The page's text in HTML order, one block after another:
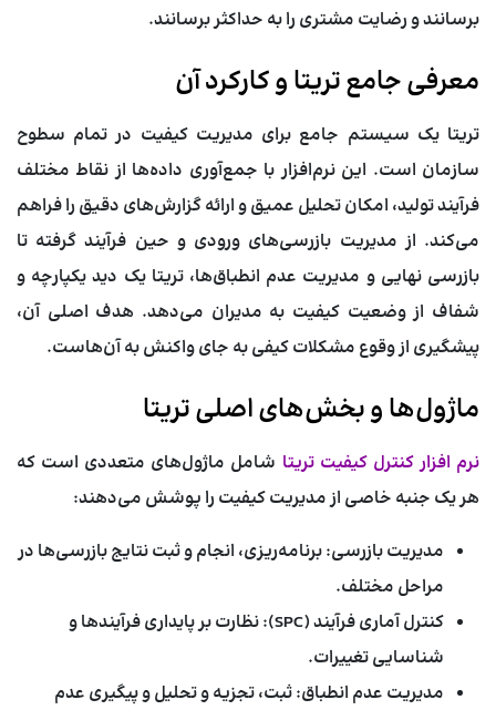
برسانند و رضایت مشتری را به حداکثر برسانند.
معرفی جامع تریتا و کارکرد آن
تریتا یک سیستم جامع برای مدیریت کیفیت در تمام سطوح
سازمان است. این نرم‌افزار با جمع‌آوری داده‌ها از نقاط مختلف
فرآیند تولید، امکان تحلیل عمیق و ارائه گزارش‌های دقیق را فراهم
می‌کند. از مدیریت بازرسی‌های ورودی و حین فرآیند گرفته تا
بازرسی نهایی و مدیریت عدم انطباق‌ها، تریتا یک دید یکپارچه و
شفاف از وضعیت کیفیت به مدیران می‌دهد. هدف اصلی آن،
پیشگیری از وقوع مشکلات کیفی به جای واکنش به آن‌هاست.
ماژول‌ها و بخش‌های اصلی تریتا
نرم افزار کنترل کیفیت تریتا شامل ماژول‌های متعددی است که
هر یک جنبه خاصی از مدیریت کیفیت را پوشش می‌دهند:
مدیریت بازرسی:برنامه‌ریزی، انجام و ثبت نتایج بازرسی‌ها در
مراحل مختلف.
کنترل آماری فرآیند (SPC):
نظارت بر پایداری فرآیندها و
شناسایی تغییرات.
مدیریت عدم انطباق:ثبت، تجزیه و تحلیل و پیگیری عدم